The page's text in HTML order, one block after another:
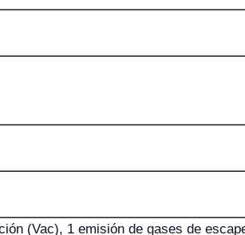
(Vac), 1 emisión de gases de